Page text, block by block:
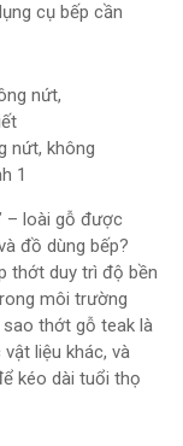
cụ bếp cần
nứt, không
1
– loài gỗ được
đồ dùng bếp?
thớt duy trì độ bền
môi trường
thớt gỗ teak là
liệu khác, và
kéo dài tuổi thọ